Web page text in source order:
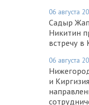
06 августа
Садыр
Никитин
встречу в
06 августа
и